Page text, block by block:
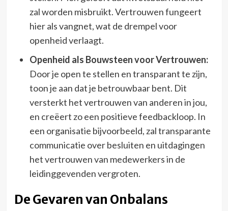
zal worden misbruikt. Vertrouwen fungeert
hier als vangnet, wat de drempel voor
openheid verlaagt.
Openheid als Bouwsteen voor Vertrouwen:
Door je open te stellen en transparant te zijn,
toon je aan dat je betrouwbaar bent. Dit
versterkt het vertrouwen van anderen in jou,
en creëert zo een positieve feedbackloop. In
een organisatie bijvoorbeeld, zal transparante
communicatie over besluiten en uitdagingen
het vertrouwen van medewerkers in de
leidinggevenden vergroten.
De Gevaren van Onbalans